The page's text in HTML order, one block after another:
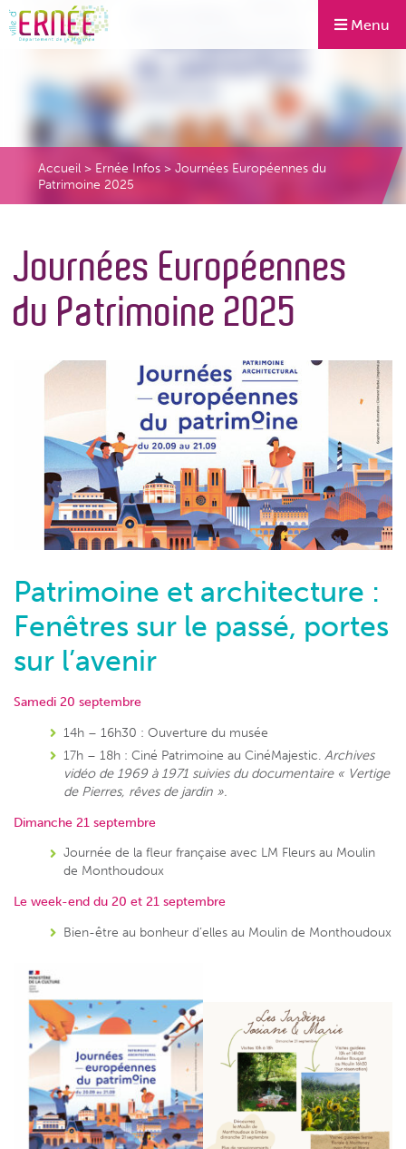
Menu
Accueil > Ernée Infos > Journées Européennes du
Patrimoine 2025
Journées Européennes
du Patrimoine 2025
Patrimoine et architecture :
Fenêtres sur le passé, portes
sur l’avenir
Samedi 20 septembre
14h – 16h30 : Ouverture du musée
17h – 18h : Ciné Patrimoine au CinéMajestic. Archives
vidéo de 1969 à 1971 suivies du documentaire « Vertige
de Pierres, rêves de jardin ».
Dimanche 21 septembre
Journée de la fleur française avec LM Fleurs au Moulin
de Monthoudoux
Le week-end du 20 et 21 septembre
Bien-être au bonheur d’elles au Moulin de Monthoudoux